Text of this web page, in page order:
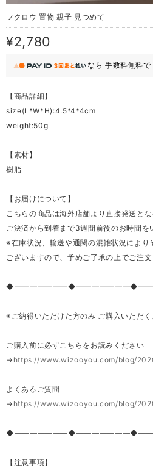
フクロウ 置物 親子 見つめて
¥2,780
なら 手数料無料で
【商品詳細】
size(L*W*H):4.5*4*4cm
weight:50g
【素材】
樹脂
【お届けについて】
こちらの商品は海外店舗より直接発送とな
ご決済から到着まで3週間前後のお時間を
※在庫状況、輸送や通関の混雑状況により
ございますので、予めご了承の上でご注文
※ご納得いただけた方のみ ご購入いただく
ご購入前に必ずこちらをお読みください
→ https://www.wizooyou.com/blog/
よくあるご質問
→ https://www.wizooyou.com/blog/
【注意事項】